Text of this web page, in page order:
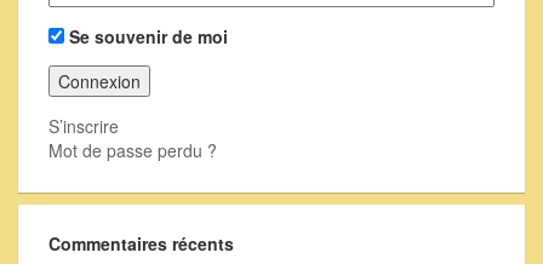
Se souvenir de moi
S’inscrire
Mot de passe perdu ?
Commentaires récents